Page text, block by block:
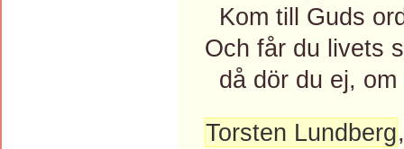
Kom till Guds
Och får du livets
då dör du ej, om
Torsten Lundberg